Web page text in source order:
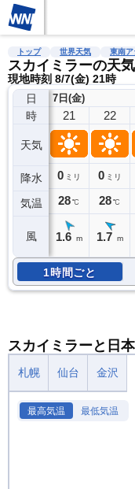
雨雲レーダー 台風情報
トップ 世界天気 東南ア
スカイミラーの天
現地時刻 8/7(金) 21時
日
時
天気
降水
気温
風
7日(金)
21
0 ミリ
28℃
1.6 m
22
0 ミリ
28℃
1.7 m
1時間ごと
スカイミラーと日
札幌 仙台 金沢
最高気温 最低気温